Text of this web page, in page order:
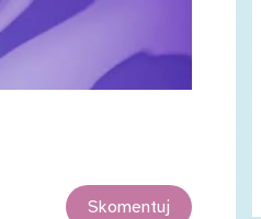
Skomentuj